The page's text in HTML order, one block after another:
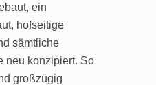
ein
hofseitige
sämtliche
neu konzipiert. So
großzügig